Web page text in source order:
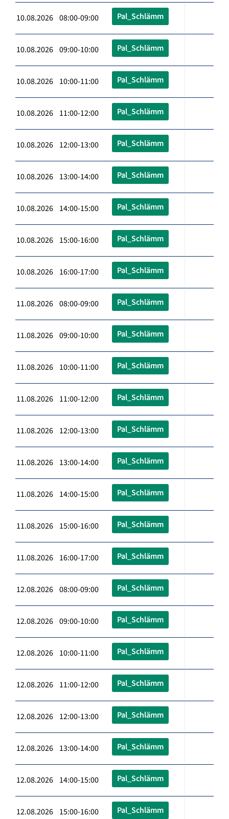
10.08.2026 08:00-09:00 Pal_Schlämm
10.08.2026 09:00-10:00 Pal_Schlämm
10.08.2026 10:00-11:00 Pal_Schlämm
10.08.2026 11:00-12:00 Pal_Schlämm
10.08.2026 12:00-13:00 Pal_Schlämm
10.08.2026 13:00-14:00 Pal_Schlämm
10.08.2026 14:00-15:00 Pal_Schlämm
10.08.2026 15:00-16:00 Pal_Schlämm
10.08.2026 16:00-17:00 Pal_Schlämm
11.08.2026 08:00-09:00 Pal_Schlämm
11.08.2026 09:00-10:00 Pal_Schlämm
11.08.2026 10:00-11:00 Pal_Schlämm
11.08.2026 11:00-12:00 Pal_Schlämm
11.08.2026 12:00-13:00 Pal_Schlämm
11.08.2026 13:00-14:00 Pal_Schlämm
11.08.2026 14:00-15:00 Pal_Schlämm
11.08.2026 15:00-16:00 Pal_Schlämm
11.08.2026 16:00-17:00 Pal_Schlämm
12.08.2026 08:00-09:00 Pal_Schlämm
12.08.2026 09:00-10:00 Pal_Schlämm
12.08.2026 10:00-11:00 Pal_Schlämm
12.08.2026 11:00-12:00 Pal_Schlämm
12.08.2026 12:00-13:00 Pal_Schlämm
12.08.2026 13:00-14:00 Pal_Schlämm
12.08.2026 14:00-15:00 Pal_Schlämm
12.08.2026 15:00-16:00 Pal_Schlämm